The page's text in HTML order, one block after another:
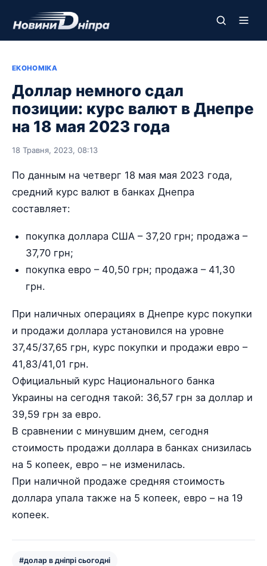
ЕКОНОМІКА
Доллар немного сдал
позиции: курс валют в Днепре
на 18 мая 2023 года
18 Травня, 2023, 08:13
По данным на четверг 18 мая мая 2023 года,
средний курс валют в банках Днепра
составляет:
покупка доллара США – 37,20 грн; продажа –
37,70 грн;
покупка евро – 40,50 грн; продажа – 41,30
грн.
При наличных операциях в Днепре курс покупки
и продажи доллара установился на уровне
37,45/37,65 грн, курс покупки и продажи евро –
41,83/41,01 грн.
Официальный курс Национального банка
Украины на сегодня такой: 36,57 грн за доллар и
39,59 грн за евро.
В сравнении с минувшим днем, сегодня
стоимость продажи доллара в банках снизилась
на 5 копеек, евро – не изменилась.
При наличной продаже средняя стоимость
доллара упала также на 5 копеек, евро – на 19
копеек.
#долар в дніпрі сьогодні